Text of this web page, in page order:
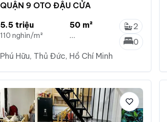
QUẬN 9 OTO ĐẬU CỬA
5.5 triệu
110 nghìn/m²
50 m²
...
2
0
Phú Hữu, Thủ Đức, Hồ Chí Minh